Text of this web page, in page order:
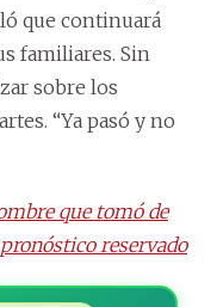
que continuará
familiares. Sin
sobre los
“Ya pasó y no
que tomó de
reservado